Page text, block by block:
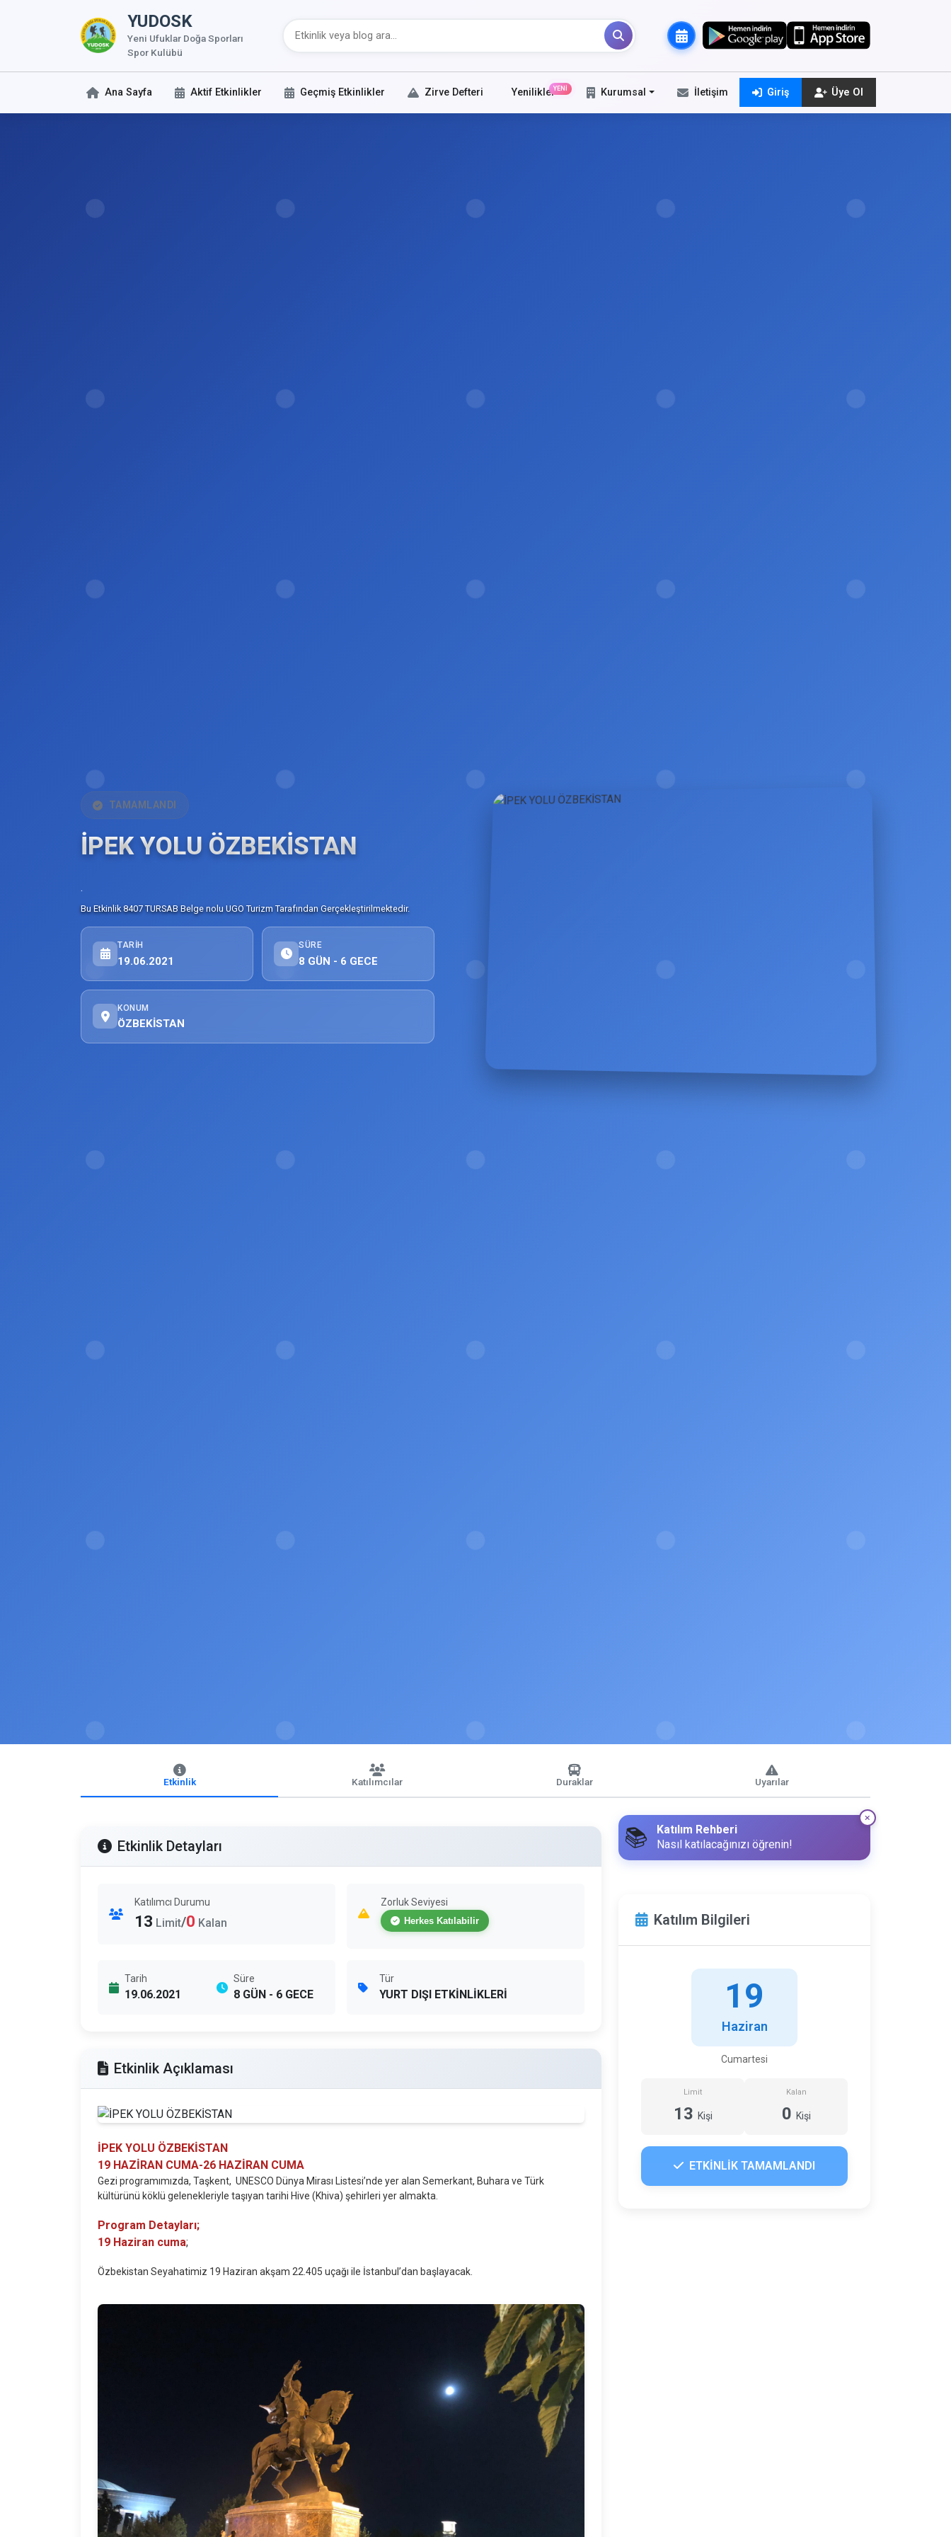
YUDOSK
Yeni Ufuklar Doğa Sporları
Spor Kulübü
Ana Sayfa Aktif Etkinlikler Geçmiş Etkinlikler Zirve Defteri YeniliklerYENİ Kurumsal İletişim Giriş Üye Ol
TAMAMLANDI
İPEK YOLU ÖZBEKİSTAN
.
Bu Etkinlik 8407 TURSAB Belge nolu UGO Turizm Tarafından Gerçekleştirilmektedir.
TARIH
19.06.2021
SÜRE
8 GÜN - 6 GECE
KONUM
ÖZBEKİSTAN
Etkinlik Katılımcılar Duraklar Uyarılar
Etkinlik Detayları
Katılımcı Durumu
13 Limit/0 Kalan
Zorluk Seviyesi
Herkes Katılabilir
Tarih
19.06.2021
Süre
8 GÜN - 6 GECE
Tür
YURT DIŞI ETKİNLİKLERİ
Etkinlik Açıklaması
İPEK YOLU ÖZBEKİSTAN
19 HAZİRAN CUMA-26 HAZİRAN CUMA
Gezi programımızda, Taşkent, UNESCO Dünya Mirası Listesi’nde yer alan Semerkant, Buhara ve Türk
kültürünü köklü gelenekleriyle taşıyan tarihi Hive (Khiva) şehirleri yer almakta.
Program Detayları;
19 Haziran cuma;
Özbekistan Seyahatimiz 19 Haziran akşam 22.405 uçağı ile İstanbul’dan başlayacak.
📚
Katılım Rehberi
Nasıl katılacağınızı öğrenin!
Katılım Bilgileri
19
Haziran
Cumartesi
Limit
13 Kişi
Kalan
0 Kişi
ETKİNLİK TAMAMLANDI